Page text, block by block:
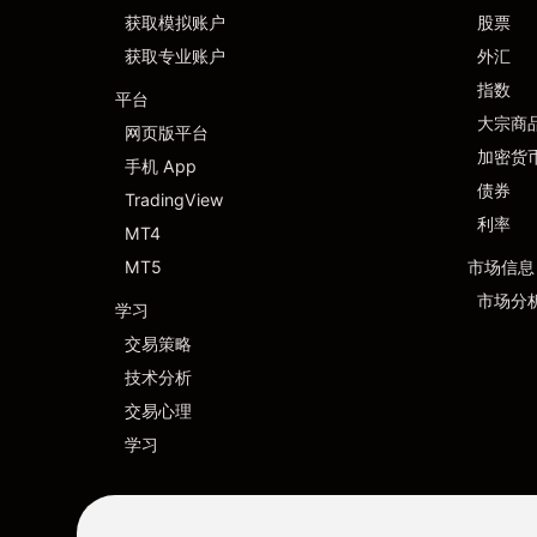
获取模拟账户
获取专业账户
平台
网页版平台
手机 App
TradingView
MT4
MT5
学习
交易策略
技术分析
交易心理
学习
股票
外汇
指数
大宗商
加密货
债券
利率
市场信息
市场分